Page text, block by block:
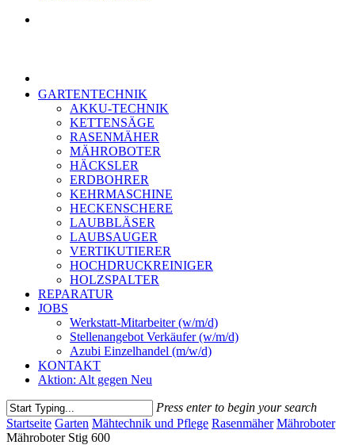
GARTENTECHNIK
AKKU-TECHNIK
KETTENSÄGE
RASENMÄHER
MÄHROBOTER
HÄCKSLER
ERDBOHRER
KEHRMASCHINE
HECKENSCHERE
LAUBBLÄSER
LAUBSAUGER
VERTIKUTIERER
HOCHDRUCKREINIGER
HOLZSPALTER
REPARATUR
JOBS
Werkstatt-Mitarbeiter (w/m/d)
Stellenangebot Verkäufer (w/m/d)
Azubi Einzelhandel (m/w/d)
KONTAKT
Aktion: Alt gegen Neu
Press enter to begin your search
Close
Search
Startseite Garten Mähtechnik und Pflege Rasenmäher Mähroboter
Mähroboter Stig 600